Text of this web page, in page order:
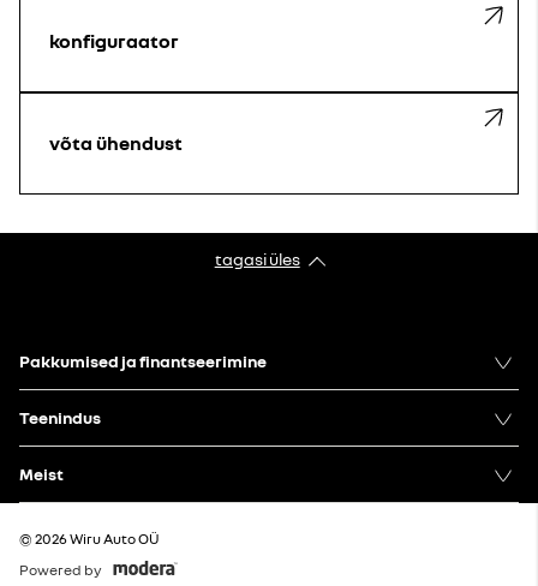
konfiguraator
võta ühendust
tagasi üles
Pakkumised ja finantseerimine
Teenindus
Meist
© 2026 Wiru Auto OÜ
Powered by